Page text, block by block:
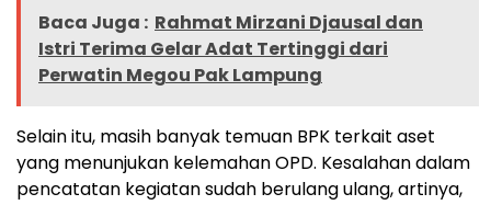
Baca Juga : Rahmat Mirzani Djausal dan
Istri Terima Gelar Adat Tertinggi dari
Perwatin Megou Pak Lampung
Selain itu, masih banyak temuan BPK terkait aset
yang menunjukan kelemahan OPD. Kesalahan dalam
pencatatan kegiatan sudah berulang ulang, artinya,